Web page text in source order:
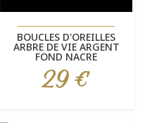
BOUCLES D'OREILLES
ARBRE DE VIE ARGENT
FOND NACRE
Prix
29 €